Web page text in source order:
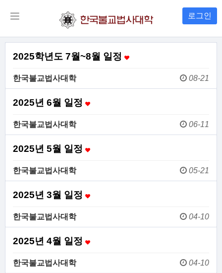
로그인
2025학년도 7월~8월 일정
한국불교법사대학 08-21
2025년 6월 일정
한국불교법사대학 06-11
2025년 5월 일정
한국불교법사대학 05-21
2025년 3월 일정
한국불교법사대학 04-10
2025년 4월 일정
한국불교법사대학 04-10